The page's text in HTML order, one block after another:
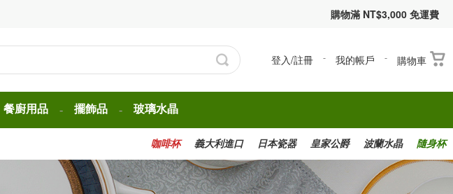
購物滿 NT$3,000 免運費
登入/註冊 - 我的帳戶 - 購物車
餐廚用品 - 擺飾品 - 玻璃水晶
隨身杯
波蘭水晶
皇家公爵
日本瓷器
義大利進口
咖啡杯